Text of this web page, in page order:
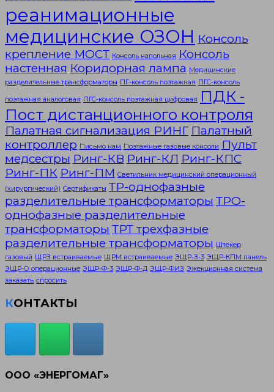
реанимационные
медицинские ОЗОН Консоль
крепление МОСТ Консоль напольная Консоль
настенная Коридорная лампа Медицинские
разделительные трансформаторы ПГ-консоль поэтажная ПГС-консоль
поэтажная аналоговая ПГС-консоль поэтажная цифровая
ПДК -
Пост дистанционного контроля
Палатная сигнализация РИНГ Палатный
контроллер Письмо нам Поэтажные газовые консоли Пульт
медсестры Ринг-КВ Ринг-КЛ Ринг-КПС
Ринг-ПК Ринг-ПМ Светильник медицинский операционный
(хирургический) Сертификаты ТР-однофазные
разделительные трансформаторы ТРО-
однофазные разделительные
трансформаторы ТРТ трехфазные
разделительные трансформаторы Штекер
газовый ЩРЗ встраиваемые ЩРМ встраиваемые ЭЩР-З-3 ЭЩР-КПМ панель
ЭЩР-О операционные ЭЩР-Ф-3 ЭЩР-Ф-Д ЭЩР-ФИЗ Эжекционная система
заказать спросить
КОНТАКТЫ
ООО «ЭНЕРГОМАГ»